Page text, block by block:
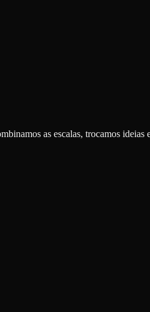
as escalas, trocamos ideias